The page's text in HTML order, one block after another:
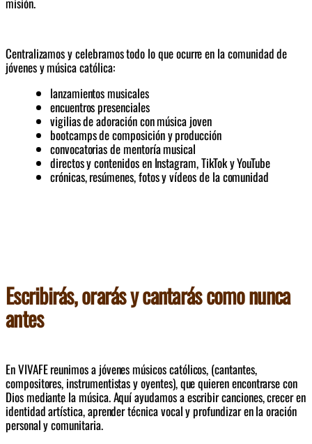
Centralizamos y celebramos todo lo que ocurre en la comunidad de
jóvenes y música católica:
lanzamientos musicales
encuentros presenciales
vigilias de adoración con música joven
bootcamps de composición y producción
convocatorias de mentoría musical
directos y contenidos en Instagram, TikTok y YouTube
crónicas, resúmenes, fotos y vídeos de la comunidad
Escribirás, orarás y cantarás como nunca
antes
En VIVAFE reunimos a jóvenes músicos católicos, (cantantes,
compositores, instrumentistas y oyentes), que quieren encontrarse con
Dios mediante la música. Aquí ayudamos a escribir canciones, crecer en
identidad artística, aprender técnica vocal y profundizar en la oración
personal y comunitaria.